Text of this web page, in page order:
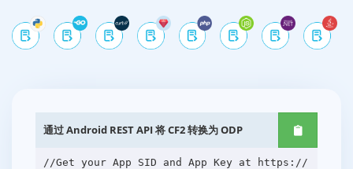
通过 Android REST API 将 CF2 转换为 ODP
//Get your App SID and App Key at https://